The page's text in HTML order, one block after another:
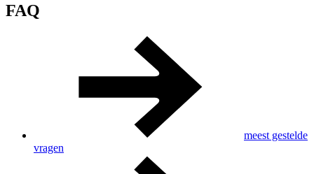
FAQ
meest gestelde
vragen